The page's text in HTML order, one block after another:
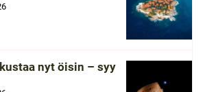
nyt öisin – syy